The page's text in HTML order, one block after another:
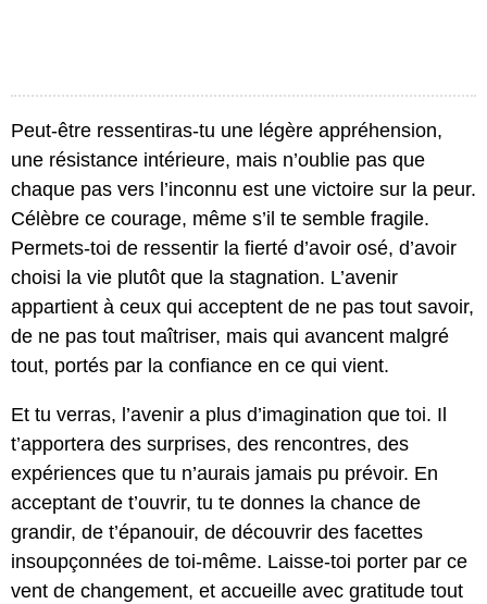
Peut-être ressentiras-tu une légère appréhension,
une résistance intérieure, mais n’oublie pas que
chaque pas vers l’inconnu est une victoire sur la peur.
Célèbre ce courage, même s’il te semble fragile.
Permets-toi de ressentir la fierté d’avoir osé, d’avoir
choisi la vie plutôt que la stagnation. L’avenir
appartient à ceux qui acceptent de ne pas tout savoir,
de ne pas tout maîtriser, mais qui avancent malgré
tout, portés par la confiance en ce qui vient.
Et tu verras, l’avenir a plus d’imagination que toi. Il
t’apportera des surprises, des rencontres, des
expériences que tu n’aurais jamais pu prévoir. En
acceptant de t’ouvrir, tu te donnes la chance de
grandir, de t’épanouir, de découvrir des facettes
insoupçonnées de toi-même. Laisse-toi porter par ce
vent de changement, et accueille avec gratitude tout